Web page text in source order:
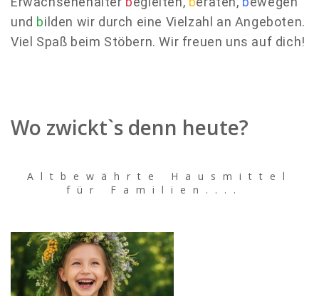
und bilden wir durch eine Vielzahl an Angeboten.
Viel Spaß beim Stöbern. Wir freuen uns auf dich!
Wo zwickt`s denn heute?
Altbewährte Hausmittel
für Familien....